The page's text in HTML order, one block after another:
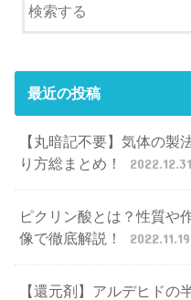
最近の投稿
【丸暗記不要】気体の製
り方総まとめ！
2022.12.31
ピクリン酸とは？性質や
像で徹底解説！
2022.11.19
【還元剤】アルデヒドの